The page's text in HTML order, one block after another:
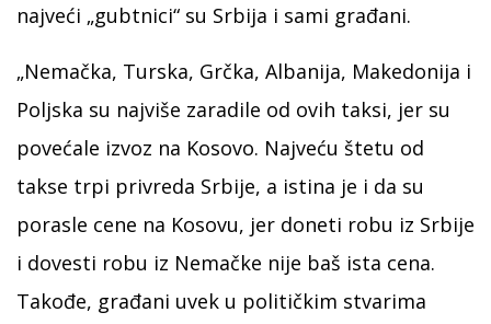
najveći „gubtnici“ su Srbija i sami građani.
„Nemačka, Turska, Grčka, Albanija, Makedonija i
Poljska su najviše zaradile od ovih taksi, jer su
povećale izvoz na Kosovo. Najveću štetu od
takse trpi privreda Srbije, a istina je i da su
porasle cene na Kosovu, jer doneti robu iz Srbije
i dovesti robu iz Nemačke nije baš ista cena.
Takođe, građani uvek u političkim stvarima